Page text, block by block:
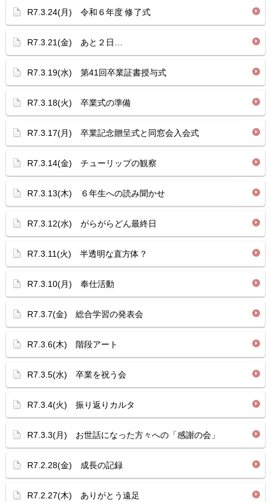
R7.3.24(月) 令和６年度 修了式
R7.3.21(金) あと２日…
R7.3.19(水) 第41回卒業証書授与式
R7.3.18(火) 卒業式の準備
R7.3.17(月) 卒業記念贈呈式と同窓会入会式
R7.3.14(金) チューリップの観察
R7.3.13(木) ６年生への読み聞かせ
R7.3.12(水) がらがらどん最終日
R7.3.11(火) 半透明な直方体？
R7.3.10(月) 奉仕活動
R7.3.7(金) 総合学習の発表会
R7.3.6(木) 階段アート
R7.3.5(水) 卒業を祝う会
R7.3.4(火) 振り返りカルタ
R7.3.3(月) お世話になった方々への「感謝の会」
R7.2.28(金) 成長の記録
R7.2.27(木) ありがとう遠足